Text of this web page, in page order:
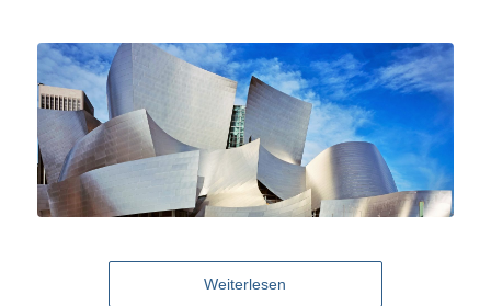
Weiterlesen